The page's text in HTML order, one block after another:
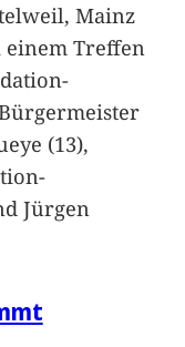
Mainz
Treffen
(13),
Jürgen